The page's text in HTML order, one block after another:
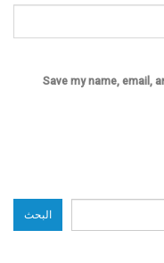
Save my name, email,
البحث